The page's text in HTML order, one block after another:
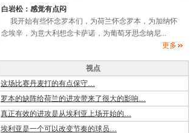
白岩松：感觉有点闷
我开始有些怀念罗本们，为荷兰怀念罗本，为加纳怀
念埃辛，为意大利想念卡萨诺，为葡萄牙思念纳尼...
更多
视点
这场比赛丹麦打的有点保守…
罗本的缺阵给荷兰的进攻带来了很大的影响…
真正有效的进攻是从埃利亚上场开始的…
埃利亚是一个可以改变节奏的球员…